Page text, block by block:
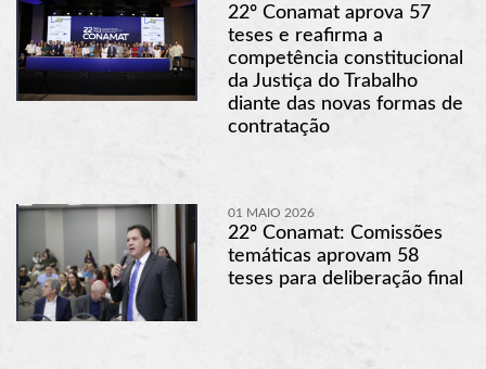
22º Conamat aprova 57
teses e reafirma a
competência constitucional
da Justiça do Trabalho
diante das novas formas de
contratação
01 MAIO 2026
22º Conamat: Comissões
temáticas aprovam 58
teses para deliberação final